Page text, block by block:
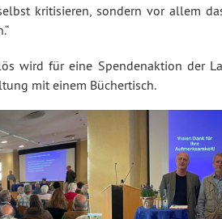
kritisieren, sondern vor allem
wird für eine Spendenaktion der
mit einem Büchertisch.